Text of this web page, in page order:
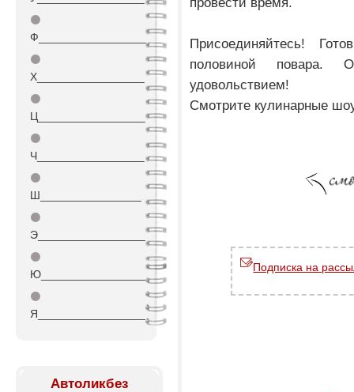
⚫
Ф_________________
⚫
Х_________________
⚫
Ц_________________
⚫
Ч_________________
⚫
Ш________________
⚫
Э_________________
⚫
Ю_________________
⚫
Я_________________
Автоликбез
Присоединяйтесь!
половиной повара.
удовольствием!
Смотрите кулинарные
Подписка на